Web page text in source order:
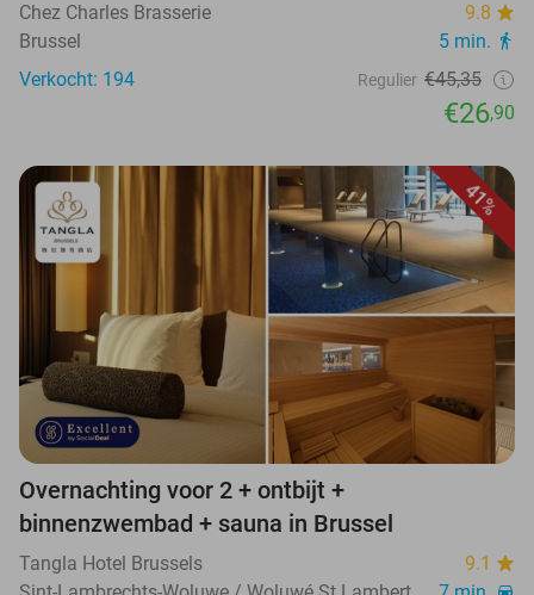
Chez Charles Brasserie
9.8
Brussel
5 min.
Verkocht: 194
Regulier €45,35
€26,90
41%
Overnachting voor 2 + ontbijt +
binnenzwembad + sauna in Brussel
Tangla Hotel Brussels
9.1